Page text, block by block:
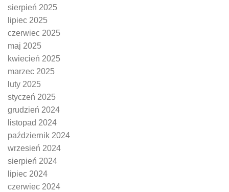
sierpień 2025
lipiec 2025
czerwiec 2025
maj 2025
kwiecień 2025
marzec 2025
luty 2025
styczeń 2025
grudzień 2024
listopad 2024
październik 2024
wrzesień 2024
sierpień 2024
lipiec 2024
czerwiec 2024